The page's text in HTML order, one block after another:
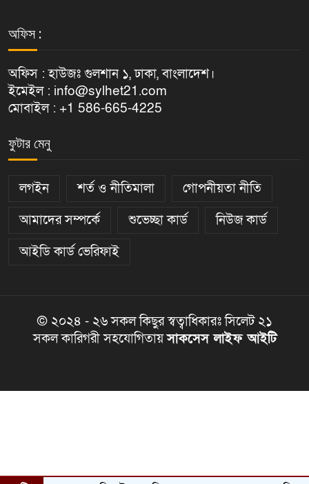
অফিস :
অফিস : হাউজঃ গুলশান ১, ঢাকা, বাংলাদেশ।
ইমেইল : info@sylhet21.com
মোবাইল : +1 586-665-4225
ফুটার মেনু
লগইন শর্ত ও নীতিমালা
গোপনীয়তা নীতি
আমাদের সম্পর্কে
শুভেচ্ছা কার্ড
নিউজ কার্ড
আইডি কার্ড ভেরিফাই
© ২০২৪ - ২৬ সকল কিছুর স্বত্বাধিকারঃ সিলেট ২১
সকল কারিগরী সহযোগিতায়সাকসেস লাইফ আইটি